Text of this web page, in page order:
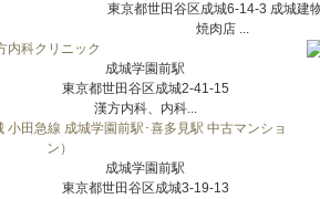
東京都世田谷区成城6-14-3 成城建
焼肉店 ...
内科クリニック
成城学園前駅
東京都世田谷区成城2-41-15
漢方内科、内科...
小田急線 成城学園前駅･喜多見駅 中古マンショ
ン）
成城学園前駅
東京都世田谷区成城3-19-13